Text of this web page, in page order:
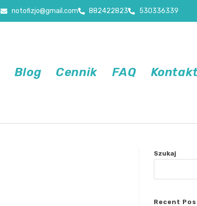
notofizjo@gmail.com 882422823 530336339
Blog Cennik FAQ
Szukaj
Recent